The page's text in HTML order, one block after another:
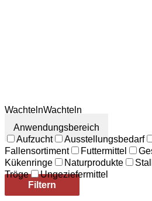
WachtelnWachteln
Anwendungsbereich
Aufzucht
Ausstellungsbedarf
Fallensortiment
Futtermittel
Kükenringe
Naturprodukte
Tröge
Ungeziefermittel
Filtern